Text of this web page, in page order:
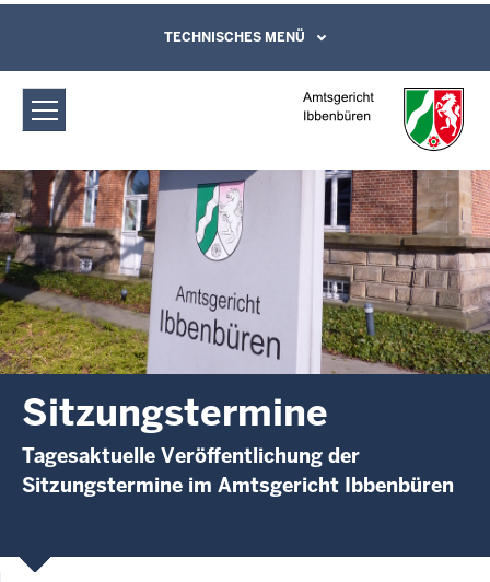
Amtsgericht Ibbenbüren:
Sitzungstermine
Direkt zum Inhalt
Leichte Sprache, Gebärdensprachenvideo
und Kontaktformular
TECHNISCHES MENÜ
Sitzungstermine
Tagesaktuelle Veröffentlichung der
Sitzungstermine im Amtsgericht Ibbenbüren